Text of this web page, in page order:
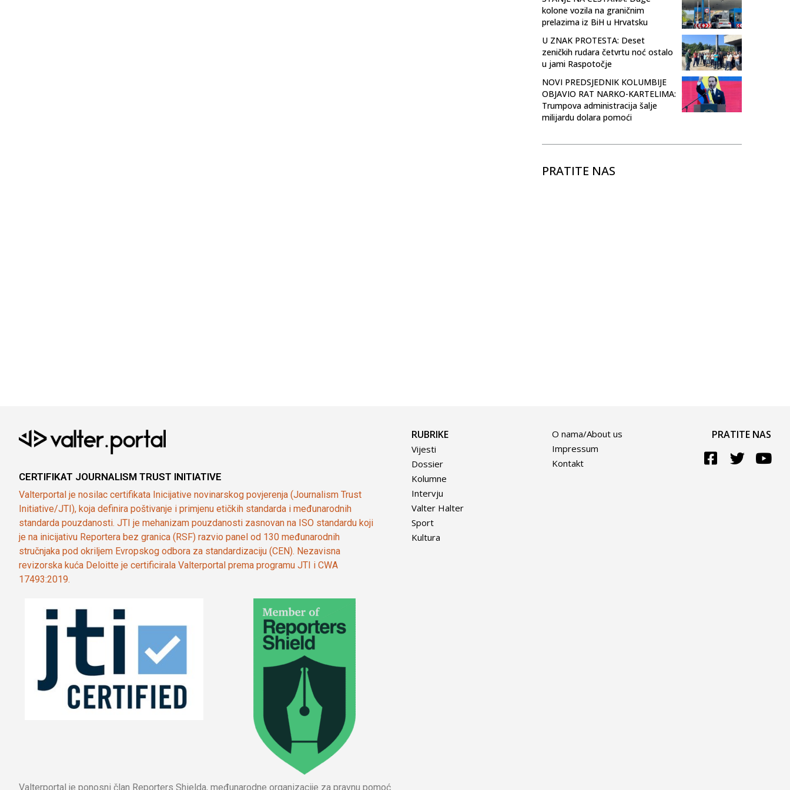
kolone vozila na graničnim
prelazima iz BiH u Hrvatsku
U ZNAK PROTESTA: Deset
zeničkih rudara četvrtu noć ostalo
u jami Raspotočje
NOVI PREDSJEDNIK KOLUMBIJE
OBJAVIO RAT NARKO-KARTELIMA:
Trumpova administracija šalje
milijardu dolara pomoći
PRATITE NAS
CERTIFIKAT JOURNALISM TRUST INITIATIVE
Valterportal je nosilac certifikata Inicijative novinarskog povjerenja (Journalism Trust
Initiative/JTI), koja definira poštivanje i primjenu etičkih standarda i međunarodnih
standarda pouzdanosti. JTI je mehanizam pouzdanosti zasnovan na ISO standardu koji
je na inicijativu Reportera bez granica (RSF) razvio panel od 130 međunarodnih
stručnjaka pod okriljem Evropskog odbora za standardizaciju (CEN). Nezavisna
revizorska kuća Deloitte je certificirala Valterportal prema programu JTI i CWA
17493:2019.
Valterportal je ponosni član Reporters Shielda, međunarodne organizacije za pravnu pomoć
RUBRIKE
Vijesti
Dossier
Kolumne
Intervju
Valter Halter
Sport
Kultura
O nama/About us
Impressum
Kontakt
PRATITE NAS